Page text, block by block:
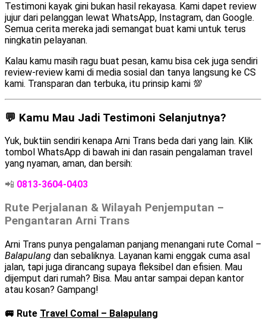
Testimoni kayak gini bukan hasil rekayasa. Kami dapet review
jujur dari pelanggan lewat WhatsApp, Instagram, dan Google.
Semua cerita mereka jadi semangat buat kami untuk terus
ningkatin pelayanan.
Kalau kamu masih ragu buat pesan, kamu bisa cek juga sendiri
review-review kami di media sosial dan tanya langsung ke CS
kami. Transparan dan terbuka, itu prinsip kami 💯
💬 Kamu Mau Jadi Testimoni Selanjutnya?
Yuk, buktiin sendiri kenapa Arni Trans beda dari yang lain. Klik
tombol WhatsApp di bawah ini dan rasain pengalaman travel
yang nyaman, aman, dan bersih:
📲 0813-3604-0403
Rute Perjalanan & Wilayah Penjemputan –
Pengantaran Arni Trans
Arni Trans punya pengalaman panjang menangani rute Comal –
Balapulang dan sebaliknya. Layanan kami enggak cuma asal
jalan, tapi juga dirancang supaya fleksibel dan efisien. Mau
dijemput dari rumah? Bisa. Mau antar sampai depan kantor
atau kosan? Gampang!
🚐 Rute Travel Comal – Balapulang